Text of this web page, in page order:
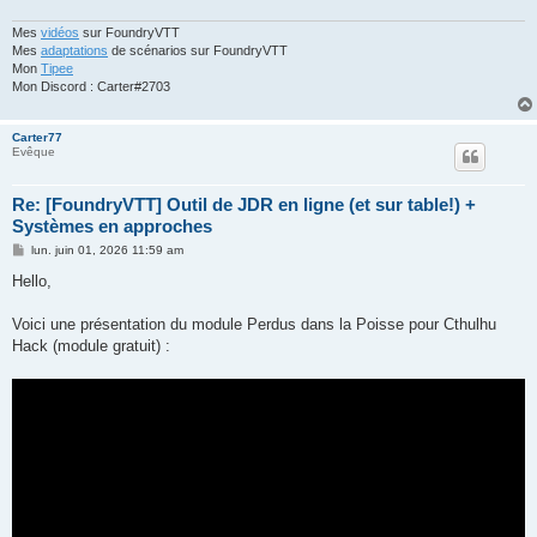
Mes vidéos sur FoundryVTT
Mes adaptations de scénarios sur FoundryVTT
Mon Tipee
Mon Discord : Carter#2703
Carter77
Evêque
Re: [FoundryVTT] Outil de JDR en ligne (et sur table!) +
Systèmes en approches
M
s
g
lun. juin 01, 2026 11:59 am
Hello,
Voici une présentation du module Perdus dans la Poisse pour Cthulhu
Hack (module gratuit) :